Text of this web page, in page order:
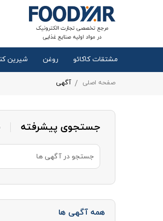
مشتقات کاکائو روغن شیرین
صفحه اصلی آگهی
جستجوی پیشرفته
همه آگهی ها